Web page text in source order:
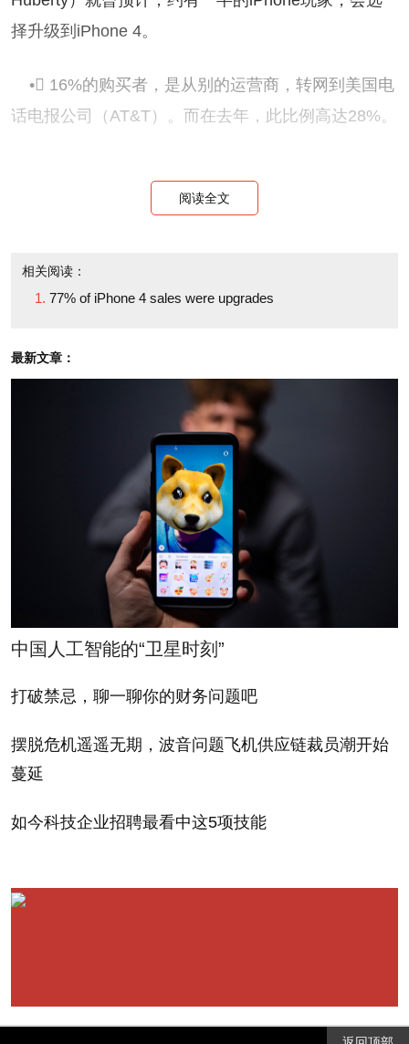
择升级到iPhone 4。
• 16%的购买者，是从别的运营商，转网到美国电
话电报公司（AT&T）。而在去年，此比例高达28%。
4（32GB），在去年，这一比例仅为43%。
• 另外有72%的购买者尚未购买iPad，不过，他们
总之，从问卷调查的结果来看，黑莓手机制造商
Research in Motion是iPhone 4上市的最大失意者。
6%的受访者都是从黑莓（Blackberry）换用iPhone。
另外两家受冲击比较大的，是谷歌（Google）和诺基
亚（Nokia），分别有3%和2%的受访者，在此前使用
的是Android和诺基亚手机。
译者：项航
阅读全文
相关阅读：
77% of iPhone 4 sales were upgrades
最新文章：
中国人工智能的“卫星时刻”
打破禁忌，聊一聊你的财务问题吧
摆脱危机遥遥无期，波音问题飞机供应链裁员潮开始
蔓延
如今科技企业招聘最看中这5项技能